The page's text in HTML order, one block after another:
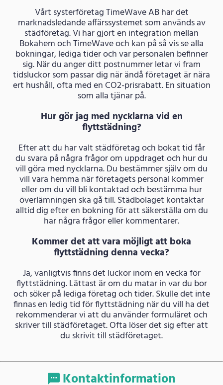
Vårt systerföretag TimeWave AB har det
marknadsledande affärssystemet som används av
städföretag. Vi har gjort en integration mellan
Bokahem och TimeWave och kan på så vis se alla
bokningar, lediga tider och var personalen befinner
sig. När du anger ditt postnummer letar vi fram
tidsluckor som passar dig när ändå företaget är nära
ert hushåll, ofta med en CO2-prisrabatt. En situation
som alla tjänar på.
Hur gör jag med nycklarna vid en
flyttstädning?
Efter att du har valt städföretag och bokat tid får
du svara på några frågor om uppdraget och hur du
vill göra med nycklarna. Du bestämmer själv om du
vill vara hemma när företagets personal kommer
eller om du vill bli kontaktad och bestämma hur
överlämningen ska gå till. Städbolaget kontaktar
alltid dig efter en bokning för att säkerställa om du
har några frågor eller kommentarer.
Kommer det att vara möjligt att boka
flyttstädning denna vecka?
Ja, vanligtvis finns det luckor inom en vecka för
flyttstädning. Lättast är om du matar in var du bor
och söker på lediga företag och tider. Skulle det inte
finnas en ledig tid för flyttstädning när du vill ha det
rekommenderar vi att du använder formuläret och
skriver till städföretaget. Ofta löser det sig efter att
du skrivit till städföretaget.
Kontaktinformation